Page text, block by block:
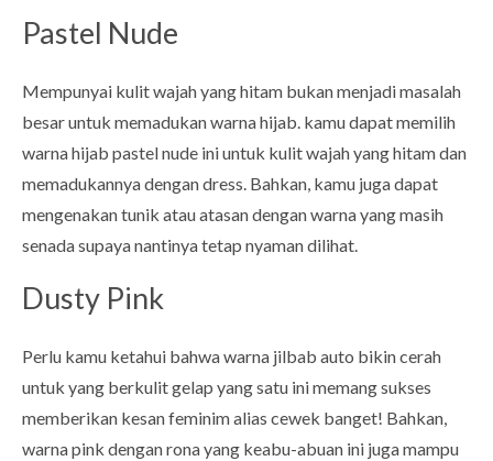
Pastel Nude
Mempunyai kulit wajah yang hitam bukan menjadi masalah
besar untuk memadukan warna hijab. kamu dapat memilih
warna hijab pastel nude ini untuk kulit wajah yang hitam dan
memadukannya dengan dress. Bahkan, kamu juga dapat
mengenakan tunik atau atasan dengan warna yang masih
senada supaya nantinya tetap nyaman dilihat.
Dusty Pink
Perlu kamu ketahui bahwa warna jilbab auto bikin cerah
untuk yang berkulit gelap yang satu ini memang sukses
memberikan kesan feminim alias cewek banget! Bahkan,
warna pink dengan rona yang keabu-abuan ini juga mampu